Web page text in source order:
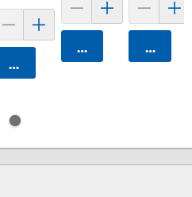
카트에 담기
카트에 담기 카트에